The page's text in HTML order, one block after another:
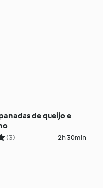
de queijo e
(3) 2h 30min